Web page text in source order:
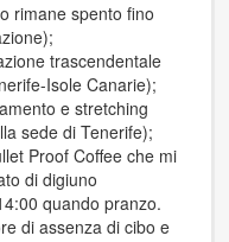
rimane spento fino
trascendentale
Isole Canarie);
e stretching
sede di Tenerife);
Proof Coffee che mi
di digiuno
quando pranzo.
di assenza di cibo e